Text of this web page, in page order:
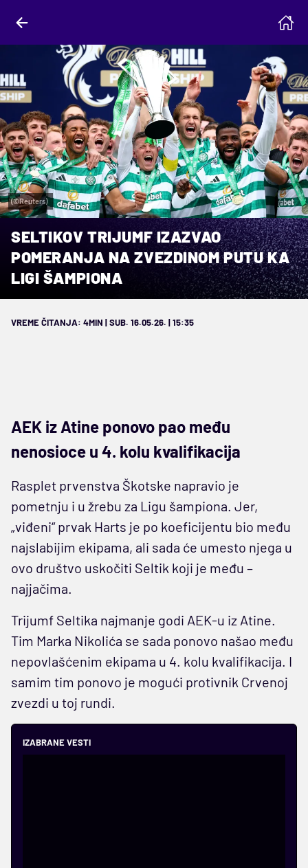
(©Reuters)
SELTIKOV TRIJUMF IZAZVAO
POMERANJA NA ZVEZDINOM PUTU KA
LIGI ŠAMPIONA
VREME ČITANJA: 4MIN | SUB. 16.05.26. | 15:35
AEK iz Atine ponovo pao među
nenosioce u 4. kolu kvalifikacija
Rasplet prvenstva Škotske napravio je
pometnju i u žrebu za Ligu šampiona. Jer,
„viđeni“ prvak Harts je po koeficijentu bio među
najslabijim ekipama, ali sada će umesto njega u
ovo društvo uskočiti Seltik koji je među –
najjačima.
Trijumf Seltika najmanje godi AEK-u iz Atine.
Tim Marka Nikolića se sada ponovo našao među
nepovlašćenim ekipama u 4. kolu kvalifikacija. I
samim tim ponovo je mogući protivnik Crvenoj
zvezdi u toj rundi.
IZABRANE VESTI